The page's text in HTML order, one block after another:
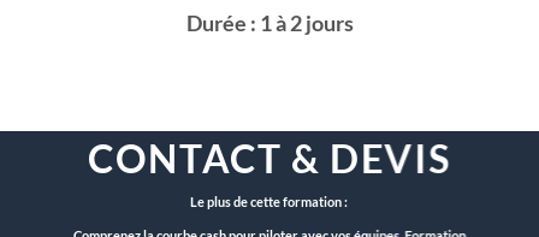
Durée : 1 à 2 jours
CONTACT & DEVIS
Le plus de cette formation :